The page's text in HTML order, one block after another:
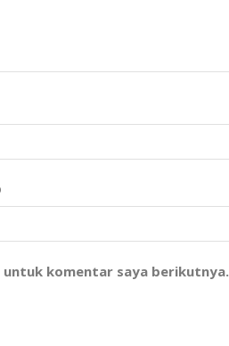
untuk komentar saya berikutnya.